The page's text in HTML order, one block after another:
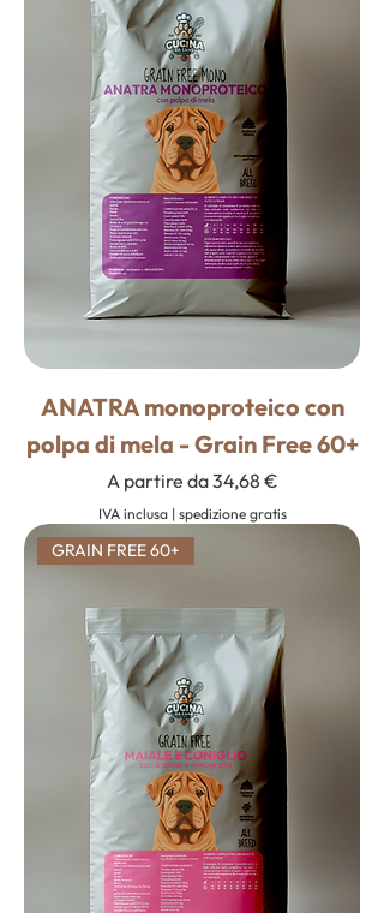
ANATRA monoproteico con
polpa di mela - Grain Free 60+
A partire da34,68 €
Prezzo scontato
IVA inclusa| spedizione gratis
GRAIN FREE 60+